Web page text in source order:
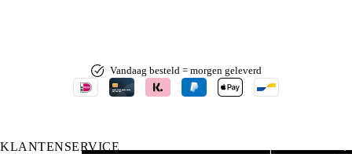
Vandaag besteld = morgen geleverd
KLANTENSERVICE